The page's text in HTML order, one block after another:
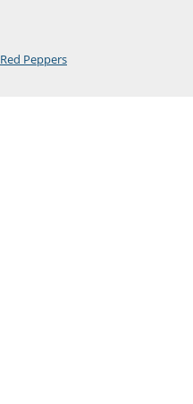
Red Peppers